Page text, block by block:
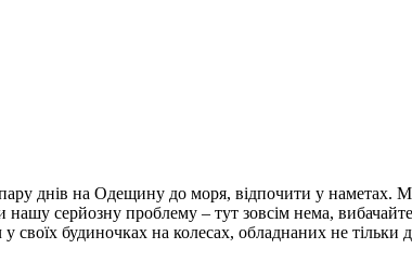
днів на Одещину до моря, відпочити у наметах.
серйозну проблему – тут зовсім нема,
своїх будиночках на колесах, обладнаних не